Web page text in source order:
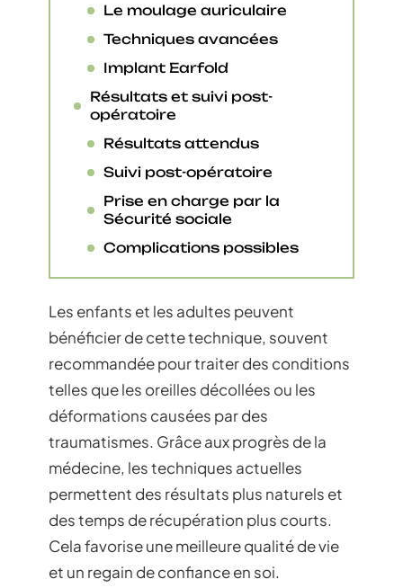
Le moulage auriculaire
Techniques avancées
Implant Earfold
Résultats et suivi post-
opératoire
Résultats attendus
Suivi post-opératoire
Prise en charge par la
Sécurité sociale
Complications possibles
Les enfants et les adultes peuvent
bénéficier de cette technique, souvent
recommandée pour traiter des conditions
telles que les oreilles décollées ou les
déformations causées par des
traumatismes. Grâce aux progrès de la
médecine, les techniques actuelles
permettent des résultats plus naturels et
des temps de récupération plus courts.
Cela favorise une meilleure qualité de vie
et un regain de confiance en soi.